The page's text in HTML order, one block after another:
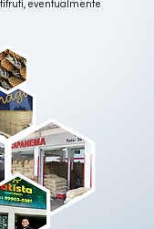
eventualmente